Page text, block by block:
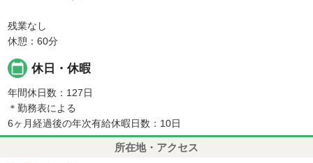
残業なし
休憩：60分
calendar_today 休日・休暇
年間休日数：127日
＊勤務表による
6ヶ月経過後の年次有給休暇日数：10日
所在地・アクセス